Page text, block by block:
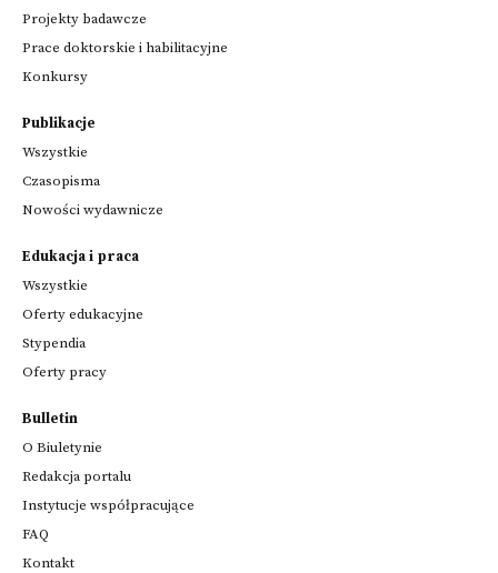
Projekty badawcze
Prace doktorskie i habilitacyjne
Konkursy
Publikacje
Wszystkie
Czasopisma
Nowości wydawnicze
Edukacja i praca
Wszystkie
Oferty edukacyjne
Stypendia
Oferty pracy
Bulletin
O Biuletynie
Redakcja portalu
Instytucje współpracujące
FAQ
Kontakt